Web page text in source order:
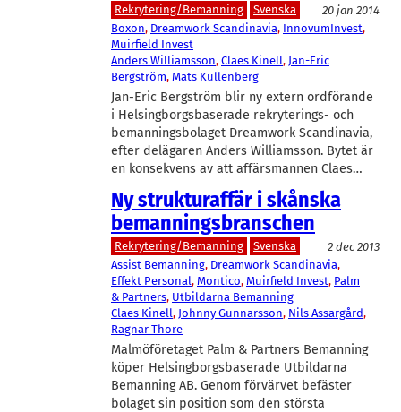
Rekrytering/Bemanning Svenska
20 jan 2014
Boxon, Dreamwork Scandinavia, InnovumInvest
Muirfield Invest
Anders Williamsson, Claes Kinell, Jan-Eric
Bergström, Mats Kullenberg
Jan-Eric Bergström blir ny extern ordförande
i Helsingborgsbaserade rekryterings- och
bemanningsbolaget Dreamwork Scandinavia,
efter delägaren Anders Williamsson. Bytet är
en konsekvens av att affärsmannen Claes…
Ny strukturaffär i skånska
bemanningsbranschen
Rekrytering/Bemanning Svenska
2 dec 2013
Assist Bemanning, Dreamwork Scandinavia
Effekt Personal, Montico, Muirfield Invest, Palm
& Partners, Utbildarna Bemanning
Claes Kinell, Johnny Gunnarsson, Nils Assargård
Ragnar Thore
Malmöföretaget Palm & Partners Bemanning
köper Helsingborgsbaserade Utbildarna
Bemanning AB. Genom förvärvet befäster
bolaget sin position som den största